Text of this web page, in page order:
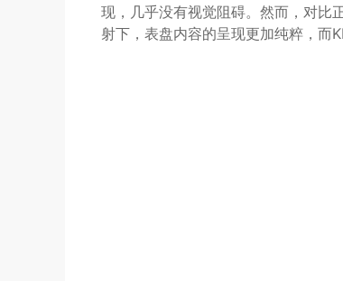
现，几乎没有视觉阻碍。然而，对比
射下，表盘内容的呈现更加纯粹，而